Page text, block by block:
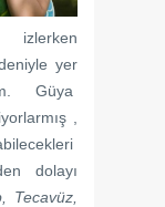
yer
Güya
,
dolayı
Tecavüz,